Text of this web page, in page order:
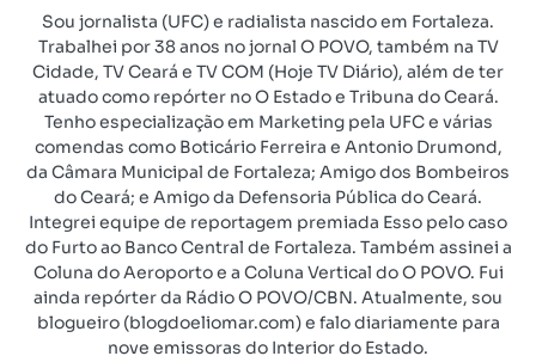
Sou jornalista (UFC) e radialista nascido em Fortaleza.
Trabalhei por 38 anos no jornal O POVO, também na TV
Cidade, TV Ceará e TV COM (Hoje TV Diário), além de ter
atuado como repórter no O Estado e Tribuna do Ceará.
Tenho especialização em Marketing pela UFC e várias
comendas como Boticário Ferreira e Antonio Drumond,
da Câmara Municipal de Fortaleza; Amigo dos Bombeiros
do Ceará; e Amigo da Defensoria Pública do Ceará.
Integrei equipe de reportagem premiada Esso pelo caso
do Furto ao Banco Central de Fortaleza. Também assinei a
Coluna do Aeroporto e a Coluna Vertical do O POVO. Fui
ainda repórter da Rádio O POVO/CBN. Atualmente, sou
blogueiro (blogdoeliomar.com) e falo diariamente para
nove emissoras do Interior do Estado.